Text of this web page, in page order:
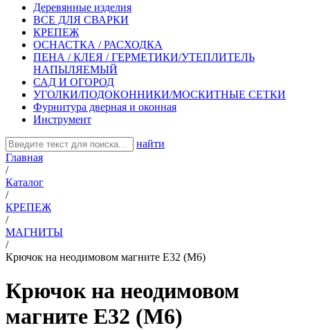
Деревянные изделия
ВСЕ ДЛЯ СВАРКИ
КРЕПЕЖ
ОСНАСТКА / РАСХОДКА
ПЕНА / КЛЕЯ / ГЕРМЕТИКИ/УТЕПЛИТЕЛЬ
НАПЫЛЯЕМЫЙ
САД И ОГОРОД
УГОЛКИ/ПОДОКОННИКИ/МОСКИТНЫЕ СЕТКИ
Фурнитура дверная и оконная
Инструмент
найти
Главная
/
Каталог
/
КРЕПЕЖ
/
МАГНИТЫ
/
Крючок на неодимовом магните E32 (M6)
Крючок на неодимовом
магните E32 (M6)